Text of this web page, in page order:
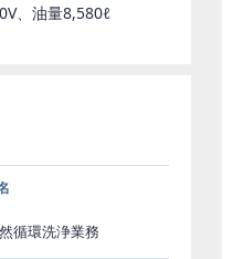
、油量8,580ℓ
循環洗浄業務